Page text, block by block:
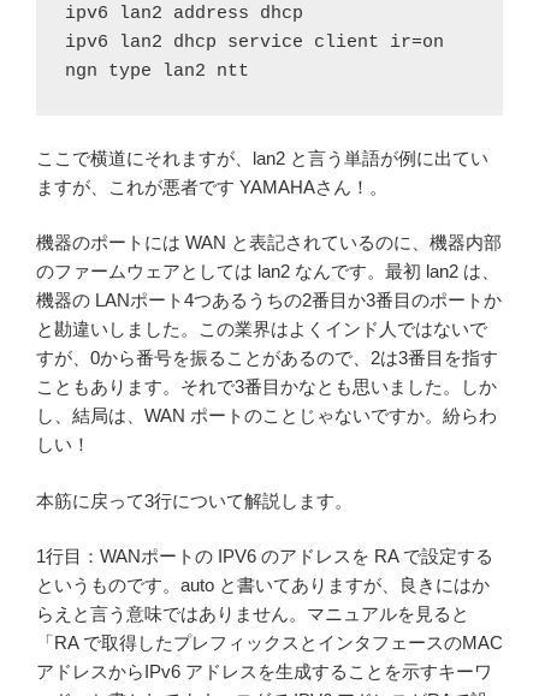
ipv6 lan2 address dhcp
ipv6 lan2 dhcp service client ir=on
ngn type lan2 ntt
ここで横道にそれますが、lan2 と言う単語が例に出てい
ますが、これが悪者です YAMAHAさん！。
機器のポートには WAN と表記されているのに、機器内部
のファームウェアとしては lan2 なんです。最初 lan2 は、
機器の LANポート4つあるうちの2番目か3番目のポートか
と勘違いしました。この業界はよくインド人ではないで
すが、0から番号を振ることがあるので、2は3番目を指す
こともあります。それで3番目かなとも思いました。しか
し、結局は、WAN ポートのことじゃないですか。紛らわ
しい！
本筋に戻って3行について解説します。
1行目：WANポートの IPV6 のアドレスを RA で設定する
というものです。auto と書いてありますが、良きにはか
らえと言う意味ではありません。マニュアルを見ると
「RA で取得したプレフィックスとインタフェースのMAC
アドレスからIPv6 アドレスを生成することを示すキーワ